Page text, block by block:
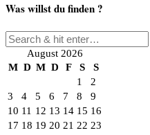
Was willst du finden ?
August 2026
M D M D F S
S
1
2
3
4 5 6 7 8
9
10 11 12 13 14 15 16
17 18 19 20 21 22 23